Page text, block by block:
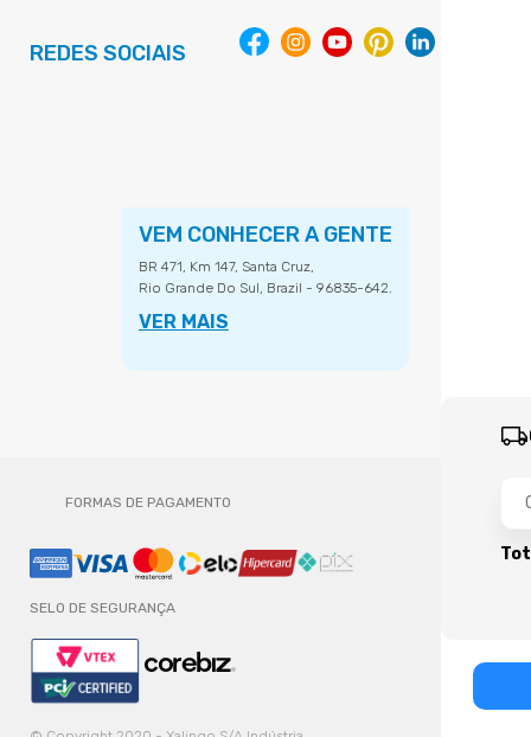
REDES SOCIAIS
VEM CONHECER A GENTE
BR 471, Km 147, Santa Cruz,
Rio Grande Do Sul, Brazil - 96835-642.
VER MAIS
FORMAS DE PAGAMENTO
SELO DE SEGURANÇA